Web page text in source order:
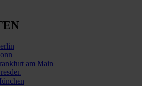
am Main